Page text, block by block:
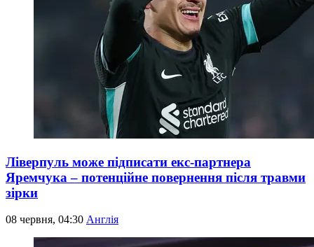
Ліверпуль може підписати екс-партнера
Яремчука – потенційне повернення після травми
зірки
08 червня, 04:30 Англія